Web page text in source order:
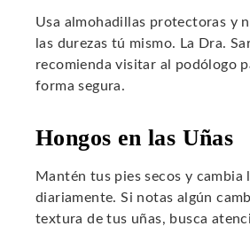
Usa almohadillas protectoras y
las durezas tú mismo. La Dra.
recomienda visitar al podólogo
forma segura.
Hongos en las Uñas
Mantén tus pies secos y cambia
diariamente. Si notas algún
textura de tus uñas, busca